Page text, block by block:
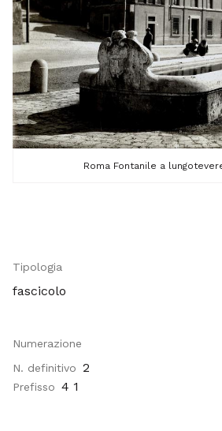
Roma Fontanile a
Tipologia
fascicolo
Numerazione
N. definitivo 2
Prefisso 4 1